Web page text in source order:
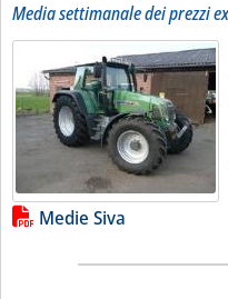
Media settimanale dei prezzi
Lista allegati PDF
Medie Siva